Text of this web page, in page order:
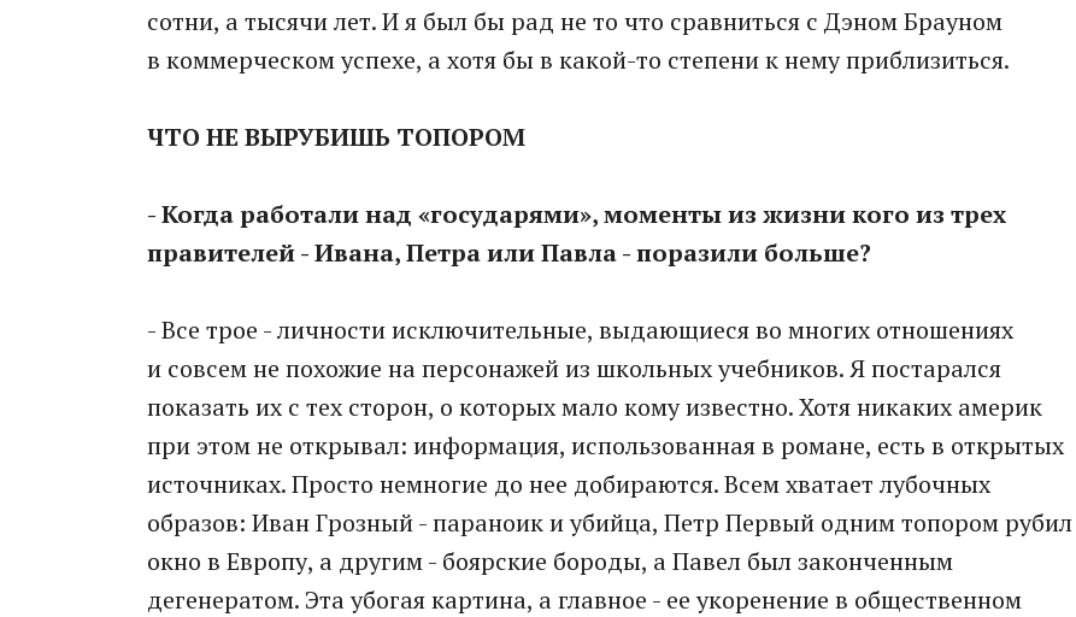
сотни, а тысячи лет. И я был бы рад не то что сравниться с Дэном Брауном
в коммерческом успехе, а хотя бы в какой-то степени к нему приблизиться.
ЧТО НЕ ВЫРУБИШЬ ТОПОРОМ
- Когда работали над «государями», моменты из жизни кого из трех
правителей - Ивана, Петра или Павла - поразили больше?
- Все трое - личности исключительные, выдающиеся во многих отношениях
и совсем не похожие на персонажей из школьных учебников. Я постарался
показать их с тех сторон, о которых мало кому известно. Хотя никаких америк
при этом не открывал: информация, использованная в романе, есть в открытых
источниках. Просто немногие до нее добираются. Всем хватает лубочных
образов: Иван Грозный - параноик и убийца, Петр Первый одним топором рубил
окно в Европу, а другим - боярские бороды, а Павел был законченным
дегенератом. Эта убогая картина, а главное - ее укоренение в общественном